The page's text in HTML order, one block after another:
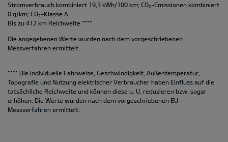
Stromverbrauch kombiniert 19,3 kWh/100 km; CO2 -Emissionen kombiniert
0 g/km; CO2 -Klasse A.
Bis zu 412 km Reichweite.****
Die angegebenen Werte wurden nach dem vorgeschriebenen
Messverfahren ermittelt.
**** Die individuelle Fahrweise, Geschwindigkeit, Außentemperatur,
Topografie und Nutzung elektrischer Verbraucher haben Einfluss auf die
tatsächliche Reichweite und können diese u. U. reduzieren bzw. sogar
erhöhen. Die Werte wurden nach dem vorgeschriebenen EU-
Messverfahren ermittelt.